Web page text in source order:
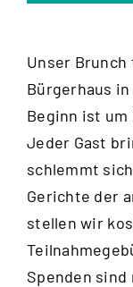
Unser
Bürgerhaus
Beginn ist um
Jeder Gast
schlemmt
Gerichte der
stellen wir
Spenden